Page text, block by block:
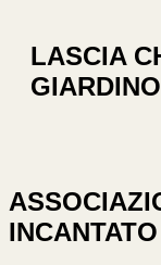
LASCIA
INCANTATO